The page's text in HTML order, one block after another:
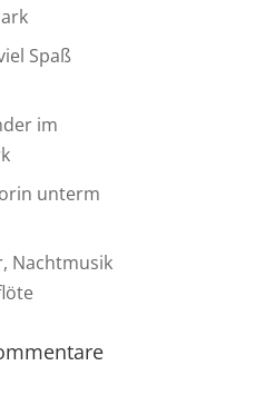
Spaß
im
unterm
Nachtmusik